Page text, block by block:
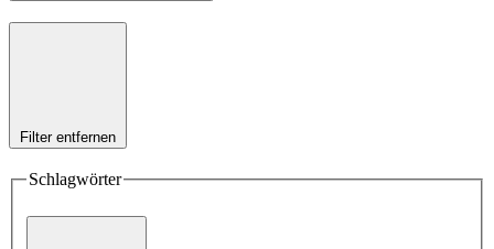
Filter entfernen
Schlagwörter